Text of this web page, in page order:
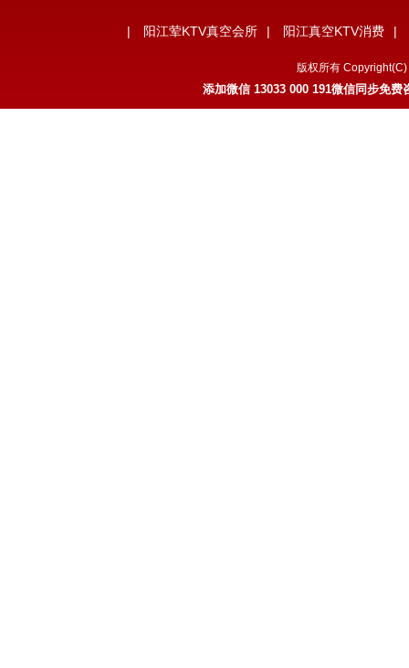
| 阳江荤KTV真空会所 | 阳江真空KTV消费 |
版权所有
添加微信 13033 000 191微信同步免